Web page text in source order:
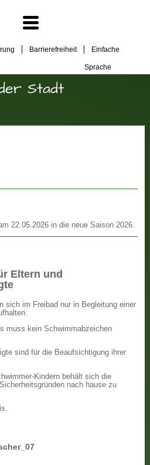
Barrierefreiheit Einfache
Sprache
Stadt
22.05.2026 in die neue Saison 2026.
Eltern und
sich im Freibad nur in Begleitung einer
muss kein Schwimmabzeichen
sind für die Beaufsichtigung ihrer
Kindern behält sich die
nach hause zu